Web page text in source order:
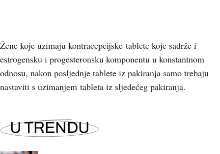
Žene koje uzimaju kontracepcijske tablete koje sadrže i
estrogensku i progesteronsku komponentu u konstantnom
odnosu, nakon posljednje tablete iz pakiranja samo trebaju
nastaviti s uzimanjem tableta iz sljedećeg pakiranja.
U TRENDU